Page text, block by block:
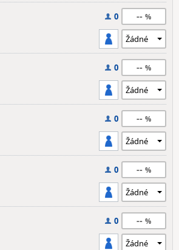
0 --
0 --
0 --
0 --
0 --